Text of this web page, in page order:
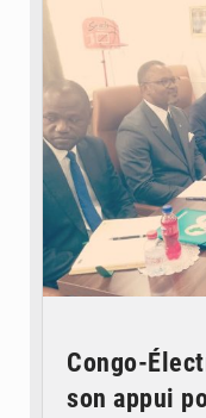
Congo-
son appui